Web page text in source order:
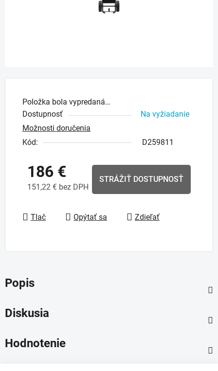
Položka bola vypredaná…
Dostupnosť
Na vyžiadanie
Možnosti doručenia
Kód:
D259811
186 €
151,22 € bez DPH
STRÁŽIŤ DOSTUPNOSŤ
Tlač Opýtať sa Zdieľať
Popis
Diskusia
Hodnotenie